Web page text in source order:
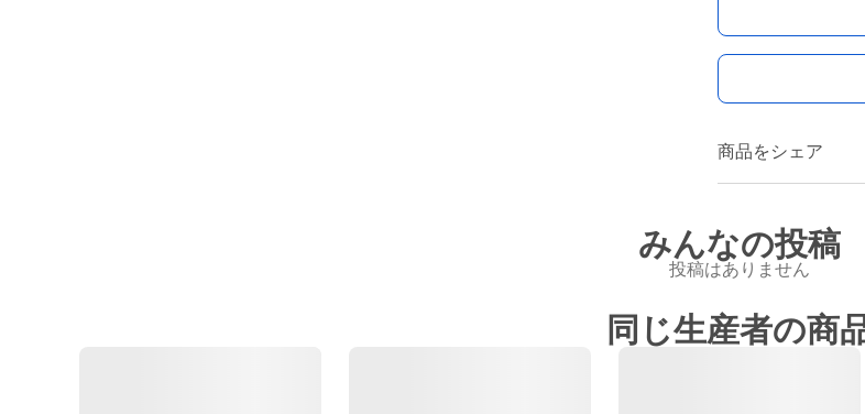
商品をシェア
みんなの投稿
投稿はありません
同じ生産者の商